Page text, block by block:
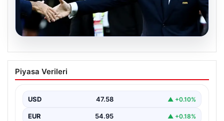
05.08.2026
Ürdün’den FIFA’ya sert tepki: ‘Şantajdan
başka bir şey değil’
Piyasa Verileri
USD 47.58 ▲ +0.10%
EUR 54.95 ▲ +0.18%